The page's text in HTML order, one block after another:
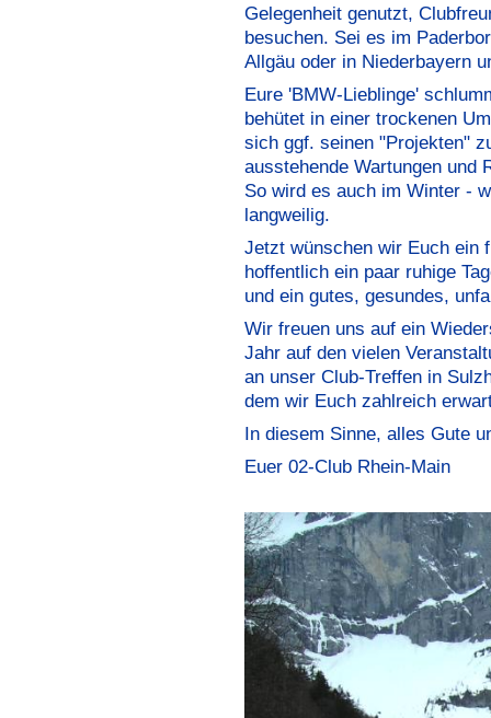
Gelegenheit genutzt,
besuchen. Sei es im
Allgäu oder in Niederbayern
Eure 'BMW-Lieblinge'
behütet in einer trockenen
sich ggf. seinen "Projekten"
ausstehende Wartungen und
So wird es auch im Winter -
langweilig.
Jetzt wünschen wir Euch ein
hoffentlich ein paar ruhige
und ein gutes, gesundes,
Wir freuen uns auf ein
Jahr auf den vielen
an unser Club-Treffen in
dem wir Euch zahlreich
In diesem Sinne, alles Gute
Euer 02-Club Rhein-Main